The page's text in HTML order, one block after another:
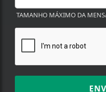
TAMANHO MÁXIMO DA